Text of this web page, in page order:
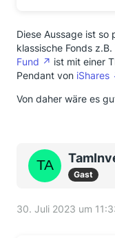
Diese Aussage ist so
klassische Fonds z.B.
Fund
ist mit einer
Pendant von iShares
Von daher wäre es
Gast
30. Juli 2023 um